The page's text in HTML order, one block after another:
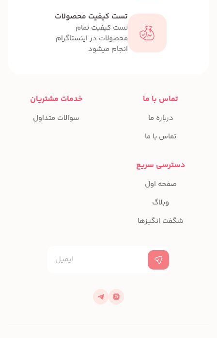
تست کیفیت محصولات
تست کیفیت تمام
محصولات در اینستاگرام
انجام میشود
تماس با ما
درباره ما
تماس با ما
خدمات مشتریان
سوالات متداول
دسترسی سریع
صفحه اول
وبلاگ
شگفت انگیزها